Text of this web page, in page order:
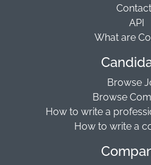
API
What are
Browse
Browse
How to write a
How to write a